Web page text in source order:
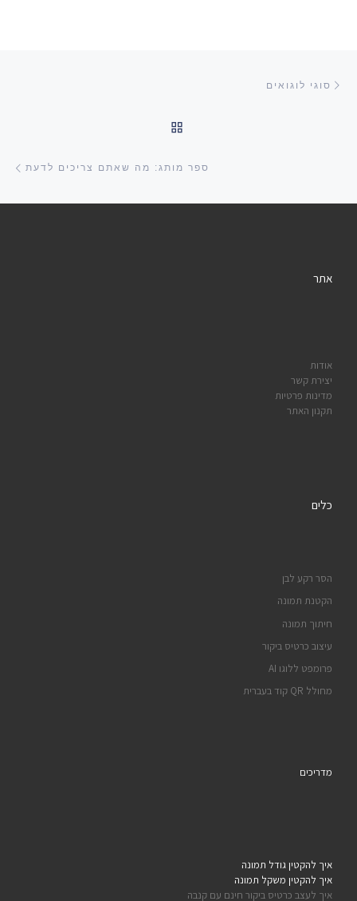
סוגי לוגואים
חזרה לרשימת הפוסטים
ספר מותג: מה שאתם צריכים לדעת
אתר
אודות
יצירת קשר
מדינות פרטיות
תקנון האתר
כלים
הסר רקע לבן
הקטנת תמונה
חיתוך תמונה
עיצוב כרטיס ביקור
פרומפט ללוגו AI
מחולל QR קוד בעברית
מדריכים
איך להקטין גודל תמונה
איך להקטין משקל תמונה
איך לעצב כרטיס ביקור חינם עם קנבה